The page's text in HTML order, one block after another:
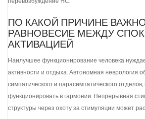
ПО КАКОЙ ПРИЧИНЕ
РАВНОВЕСИЕ МЕЖДУ
АКТИВАЦИЕЙ
Наилучшее функционирование человека
активности и отдыха. Автономная неврология
симпатического и парасимпатического
функционировать в гармонии. Непрерывная
структуры через охоту за стимуляции может